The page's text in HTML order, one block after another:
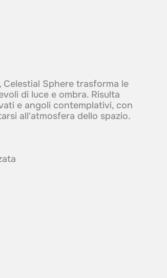
Sphere trasforma le
di luce e ombra. Risulta
e angoli contemplativi, con
all'atmosfera dello spazio.